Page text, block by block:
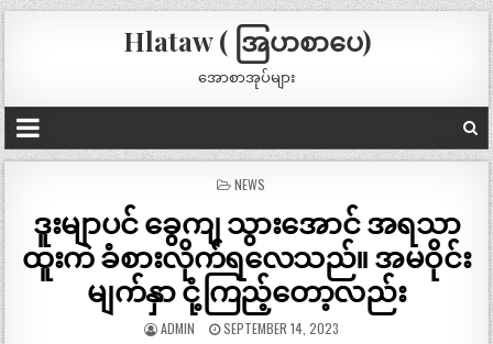
Hlataw ( အြပာစာပေ)
အောစာအုပ်များ
POSTED
NEWS
ဒူးမျာပင် ခွေကျ သွားအောင် အရသာ
ထူးကဲ ခံစားလိုက်ရလေသည်။ အမဝိုင်း
မျက်နှာ ငုံ့ကြည့်တော့လည်း
ADMIN SEPTEMBER 14, 2023